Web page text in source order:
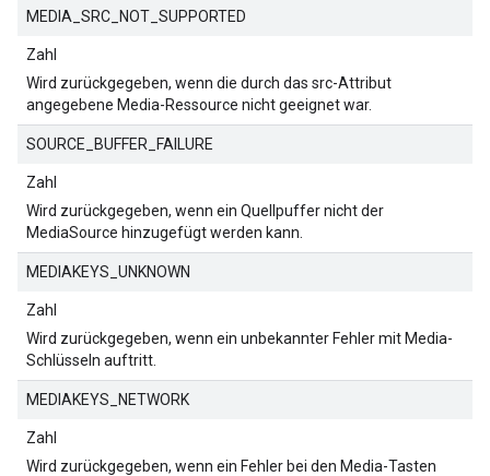
MEDIA_SRC_NOT_SUPPORTED
Zahl
Wird zurückgegeben, wenn die durch das src-Attribut
angegebene Media-Ressource nicht geeignet war.
SOURCE_BUFFER_FAILURE
Zahl
Wird zurückgegeben, wenn ein Quellpuffer nicht der
MediaSource hinzugefügt werden kann.
MEDIAKEYS_UNKNOWN
Zahl
Wird zurückgegeben, wenn ein unbekannter Fehler mit Media-
Schlüsseln auftritt.
MEDIAKEYS_NETWORK
Zahl
Wird zurückgegeben, wenn ein Fehler bei den Media-Tasten